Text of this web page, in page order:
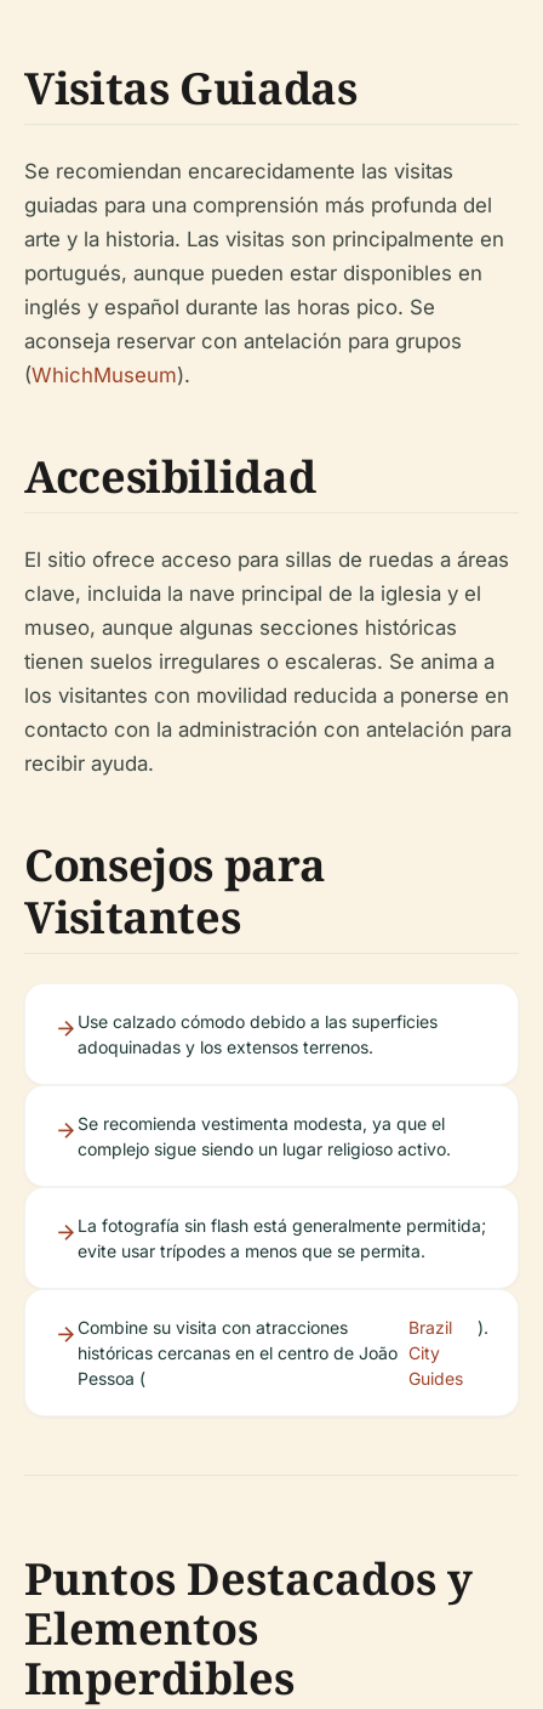
Visitas Guiadas
Se recomiendan encarecidamente las visitas
guiadas para una comprensión más profunda del
arte y la historia. Las visitas son principalmente en
portugués, aunque pueden estar disponibles en
inglés y español durante las horas pico. Se
aconseja reservar con antelación para grupos
(WhichMuseum).
Accesibilidad
El sitio ofrece acceso para sillas de ruedas a áreas
clave, incluida la nave principal de la iglesia y el
museo, aunque algunas secciones históricas
tienen suelos irregulares o escaleras. Se anima a
los visitantes con movilidad reducida a ponerse en
contacto con la administración con antelación para
recibir ayuda.
Consejos para
Visitantes
Use calzado cómodo debido a las superficies
adoquinadas y los extensos terrenos.
Se recomienda vestimenta modesta, ya que el
complejo sigue siendo un lugar religioso activo.
La fotografía sin flash está generalmente permitida;
evite usar trípodes a menos que se permita.
Combine su visita con atracciones
históricas cercanas en el centro de João
Pessoa (
Brazil
City
Guides
).
Puntos Destacados y
Elementos
Imperdibles